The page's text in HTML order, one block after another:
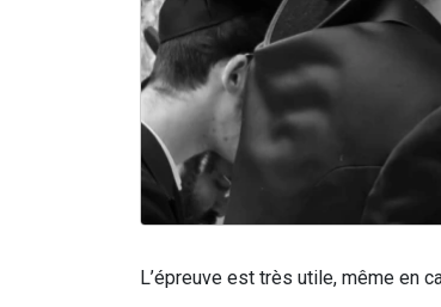
L’épreuve est très utile, même en